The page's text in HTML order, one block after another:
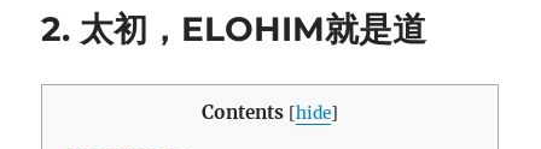
2. 太初，ELOHIM就是道
Contents [hide]